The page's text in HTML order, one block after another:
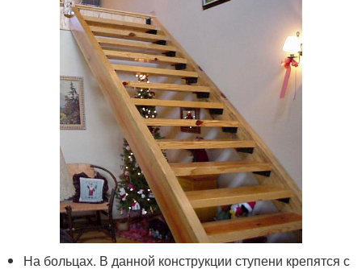
На больцах. В данной конструкции ступени крепятся с